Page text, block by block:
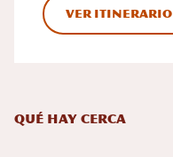
Ver itinerario
Qué hay cerca